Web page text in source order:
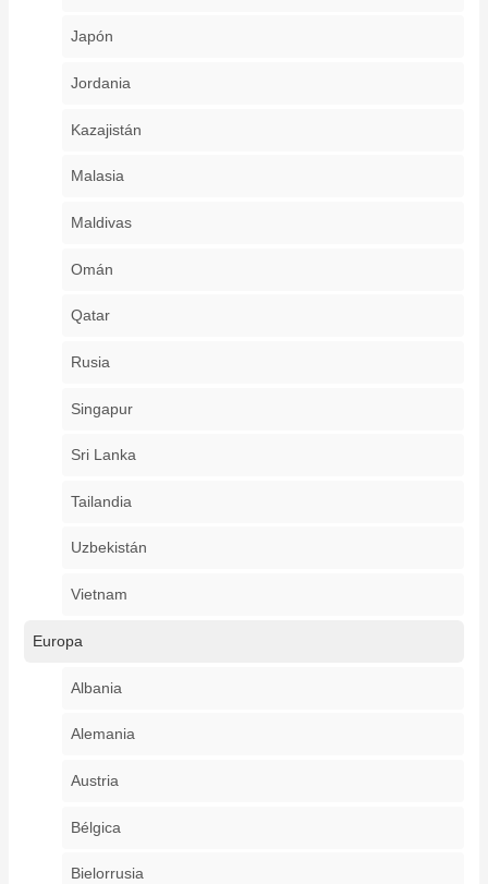
Japón
Jordania
Kazajistán
Malasia
Maldivas
Omán
Qatar
Rusia
Singapur
Sri Lanka
Tailandia
Uzbekistán
Vietnam
Europa
Albania
Alemania
Austria
Bélgica
Bielorrusia